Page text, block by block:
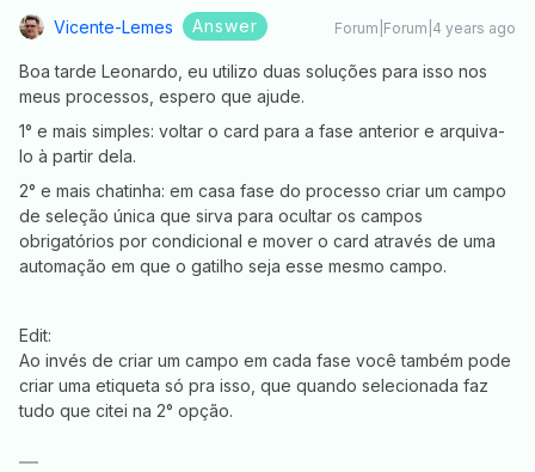
Vicente-Lemes Answer Forum|Forum|4 years ago
Boa tarde Leonardo, eu utilizo duas soluções para isso nos
meus processos, espero que ajude.
1° e mais simples: voltar o card para a fase anterior e arquiva-
lo à partir dela.
2° e mais chatinha: em casa fase do processo criar um campo
de seleção única que sirva para ocultar os campos
obrigatórios por condicional e mover o card através de uma
automação em que o gatilho seja esse mesmo campo.
Edit:
Ao invés de criar um campo em cada fase você também pode
criar uma etiqueta só pra isso, que quando selecionada faz
tudo que citei na 2° opção.